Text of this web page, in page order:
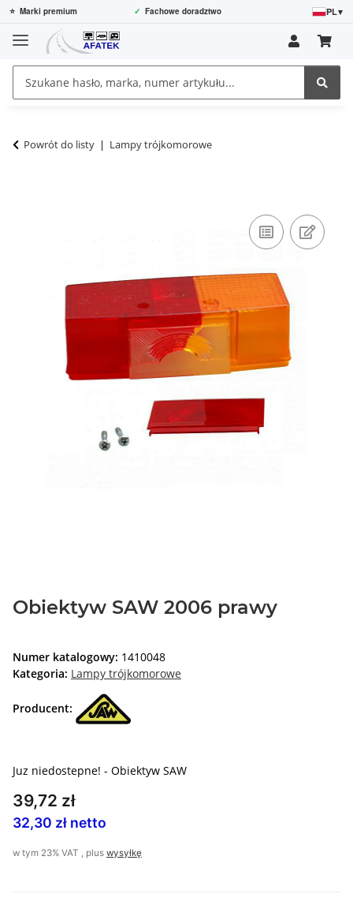
⭐ Marki premium ✓ Fachowe doradztwo PL▾
Powrót do listy Lampy trójkomorowe
Obiektyw SAW 2006 prawy
Numer katalogowy: 1410048
Kategoria: Lampy trójkomorowe
Producent:
Juz niedostepne! - Obiektyw SAW
39,72 zł
32,30 zł netto
w tym 23% VAT , plus wysyłkę